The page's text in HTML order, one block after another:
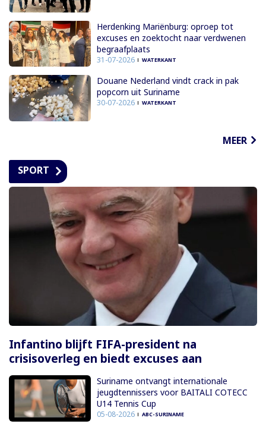
Herdenking Mariënburg: oproep tot
excuses en zoektocht naar verdwenen
begraafplaats
31-07-2026 WATERKANT
Douane Nederland vindt crack in pak
popcorn uit Suriname
30-07-2026 WATERKANT
MEER
SPORT
Infantino blijft FIFA-president na
crisisoverleg en biedt excuses aan
Suriname ontvangt internationale
jeugdtennissers voor BAITALI COTECC
U14 Tennis Cup
05-08-2026 ABC-SURINAME